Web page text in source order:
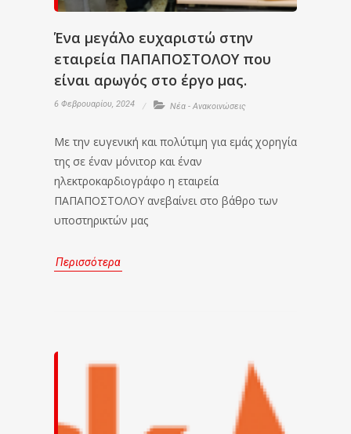
Ένα μεγάλο ευχαριστώ στην
εταιρεία ΠΑΠΑΠΟΣΤΟΛΟΥ που
είναι αρωγός στο έργο μας.
6 Φεβρουαρίου, 2024 Νέα - Ανακοινώσεις
Με την ευγενική και πολύτιμη για εμάς χορηγία
της σε έναν μόνιτορ και έναν
ηλεκτροκαρδιογράφο η εταιρεία
ΠΑΠΑΠΟΣΤΟΛΟΥ ανεβαίνει στο βάθρο των
υποστηρικτών μας
Περισσότερα